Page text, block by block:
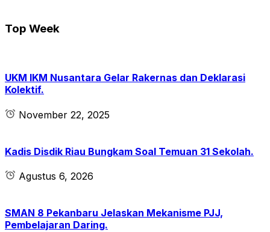
Top Week
UKM IKM Nusantara Gelar Rakernas dan Deklarasi
Kolektif.
November 22, 2025
Kadis Disdik Riau Bungkam Soal Temuan 31 Sekolah.
Agustus 6, 2026
SMAN 8 Pekanbaru Jelaskan Mekanisme PJJ,
Pembelajaran Daring.